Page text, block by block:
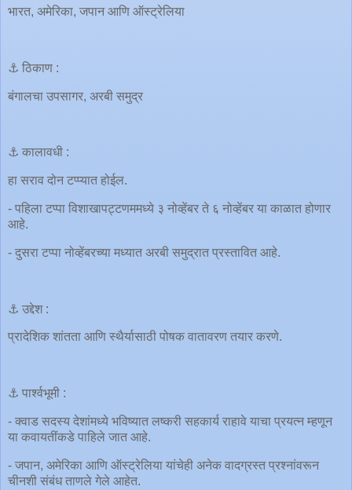
भारत, अमेरिका, जपान आणि ऑस्ट्रेलिया
⚓️ ठिकाण :
बंगालचा उपसागर, अरबी समुद्र
⚓️ कालावधी :
हा सराव दोन टप्प्यात होईल.
- पहिला टप्पा विशाखापट्टणममध्ये ३ नोव्हेंबर ते ६ नोव्हेंबर या काळात होणार
आहे.
- दुसरा टप्पा नोव्हेंबरच्या मध्यात अरबी समुद्रात प्रस्तावित आहे.
⚓️ उद्देश :
प्रादेशिक शांतता आणि स्थैर्यासाठी पोषक वातावरण तयार करणे.
⚓️ पार्श्वभूमी :
- क्वाड सदस्य देशांमध्ये भविष्यात लष्करी सहकार्य राहावे याचा प्रयत्न म्हणून
या कवायतींकडे पाहिले जात आहे.
- जपान, अमेरिका आणि ऑस्ट्रेलिया यांचेही अनेक वादग्रस्त प्रश्नांवरून
चीनशी संबंध ताणले गेले आहेत.